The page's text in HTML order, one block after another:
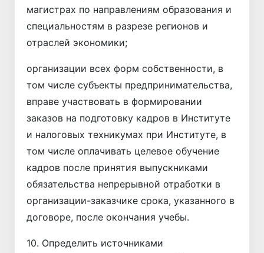
магистрах по направлениям образования и
специальностям в разрезе регионов и
отраслей экономики;
организации всех форм собственности, в
том числе субъекты предпринимательства,
вправе участвовать в формировании
заказов на подготовку кадров в Институте
и налоговых техникумах при Институте, в
том числе оплачивать целевое обучение
кадров после принятия выпускниками
обязательства непрерывной отработки в
организации-заказчике срока, указанного в
договоре, после окончания учебы.
10. Определить источниками